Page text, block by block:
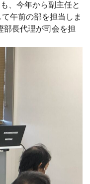
、今年から副主任と
午前の部を担当しま
部長代理が司会を担